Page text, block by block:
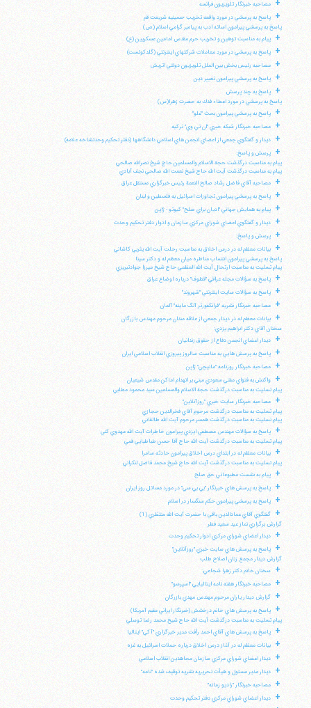
+ مصاحبه خبرنگار تلويزيون فرانسه
+
پاسخ به پرسشي در مورد واقعه تخريب حسينيه شريعت قم
پاسخ به پرسشي پيرامون اسائه ادب به پيامبر گرامي اسلام (ص)
+ پيام به مناسبت توهين و تخريب حرم مقدس امامين عسكريين (ع)
+ پاسخ به پرسشي در مورد معاملات شركتهاي اينترنتي (گلدكوئست)
+ مصاحبه رئيس بخش بين الملل تلويزيون دولتي اتريش
+ پاسخ به پرسشي پيرامون تغيير دين
+
پاسخ به چند پرسش
پاسخ به پرسشي در مورد اعطاء فدك به حضرت زهرا(س)
+ پاسخ به پرسشي پيرامون بحث "غلو"
+ مصاحبه خبرنگار شبكه خبري "ان تي وي" تركيه
+ ديدار و گفتگوي جمعي از اعضاي انجمن هاي اسلامي دانشگاهها (دفتر تحكيم وحدتشاخه علامه)
+
پرسش و پاسخ:
پيام به مناسبت درگذشت حجة الاسلام والمسلمين حاج شيخ نصرالله صالحي
پيام به مناسبت درگذشت آيت الله حاج شيخ نعمت الله صالحي نجف آبادي
+ مصاحبه آقاي فاضل رشاد صالح النعمة رئيس خبرگزاري مستقل عراق
+ پاسخ به پرسشي پيرامون تجاوزات اسرائيل به فلسطين و لبنان
+ پيام به همايش جهاني "اديان براي صلح" كيوتو - ژاپن
+ ديدار و گفتگوي اعضاي شوراي مركزي سازمان و ادوار دفتر تحكيم وحدت
+ پرسش و پاسخ:
+
بيانات معظم له در درس اخلاق به مناسبت رحلت آيت الله يثربي كاشاني
پاسخ به پرسشي پيرامون انتساب مناظره ميان معظم له و دكتر سينا
پيام تسليت به مناسبت ارتحال آيت الله العظمي حاج شيخ ميرزا جوادتبريزي
+ پاسخ به سؤالات مجله عراقي "قطوف" درباره اوضاع عراق
+ پاسخ به سؤالات سايت اينترنتي "شهروند"
+ مصاحبه خبرنگار نشريه "فرانكفورتر آلگ ماينه" آلمان
+
بيانات معظم له در ديدار جمعي از علاقه مندان مرحوم مهندس بازرگان
سخنان آقاي دكتر ابراهيم يزدي:
+ ديدار اعضاي انجمن دفاع از حقوق زندانيان
+ پاسخ به پرسش هايي به مناسبت سالروز پيروزي انقلاب اسلامي ايران
+ مصاحبه خبرنگار روزنامه "مانيچي" ژاپن
+
واكنش به فتواي مفتي سعودي مبني بر انهدام اماكن مقدس شيعيان
پيام تسليت به مناسبت درگذشت حجة الاسلام والمسلمين سيد محمود مطلبي
+
مصاحبه خبرنگار سايت خبري "روزآنلاين"
پيام تسليت به مناسبت درگذشت مرحوم آقاي فخرالدين حجازي
پيام تسليت به مناسبت درگذشت همسر مرحوم آيت الله طالقاني
+
پاسخ به سؤالات مهندس مصطفي ايزدي پيرامون خاطرات آيت الله مهدوي كني
پيام تسليت به مناسبت درگذشت آيت الله حاج آقا حسن طباطبايي قمي
+
بيانات معظم له در ابتداي درس اخلاق پيرامون حادثه سامرا
پيام تسليت به مناسبت درگذشت آيت الله حاج شيخ محمد فاضل لنكراني
+ پيام به نشست مطبوعاتي حق صلح
+ پاسخ به پرسش هاي خبرنگار "بي بي سي" در مورد مسائل روز ايران
+ پاسخ به پرسشي پيرامون حكم سنگسار در اسلام
+
گفتگوي آقاي عمادالدين باقي با حضرت آيت الله منتظري (1)
گزارش برگزاري نماز عيد سعيد فطر
+ ديدار اعضاي شوراي مركزي ادوار تحكيم وحدت
+
پاسخ به پرسش هاي سايت خبري "روزآنلاين"
گزارش ديدار مجمع زنان اصلاح طلب
+ سخنان خانم دكتر زهرا شجاعي:
+ مصاحبه خبرنگار هفته نامه ايتاليايي "اسپرسو"
+ گزارش ديدار ياران مرحوم مهندس مهدي بازرگان
+
پاسخ به پرسش هاي خانم درخشش (خبرنگار ايراني مقيم آمريكا)
پيام تسليت به مناسبت درگذشت آيت الله حاج شيخ محمد رضا توسلي
+ پاسخ به پرسش هاي آقاي احمد رأفت مدير خبرگزاري "آكي" ايتاليا
+ بيانات معظم له در آغاز درس اخلاق درباره حملات اسرائيل به غزه
+ ديدار اعضاي شوراي مركزي سازمان مجاهدين انقلاب اسلامي
+ ديدار مدير مسئول و هيأت تحريريه نشريه توقيف شده "نامه"
+ مصاحبه خبرنگار "راديو زمانه"
+ ديدار اعضاي شوراي مركزي دفتر تحكيم وحدت